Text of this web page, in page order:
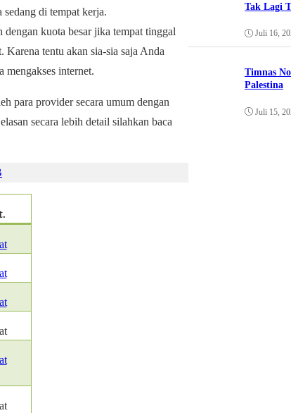
di tempat kerja.
kuota besar jika tempat tinggal
tentu akan sia-sia saja Anda
mengakses internet.
para provider secara umum dengan
secara lebih detail silahkan baca
Tak Lagi
Juli 16,
Timnas
Palestina
Juli 15,